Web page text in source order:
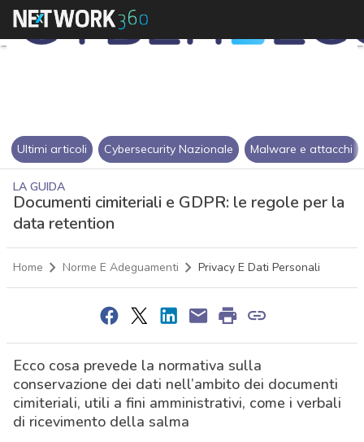
Ultimi articoli Cybersecurity Nazionale Malware e attacchi
LA GUIDA
Documenti cimiteriali e GDPR: le regole per la
data retention
Home Norme E Adeguamenti Privacy E Dati Personali
Ecco cosa prevede la normativa sulla
conservazione dei dati nell’ambito dei documenti
cimiteriali, utili a fini amministrativi, come i verbali
di ricevimento della salma